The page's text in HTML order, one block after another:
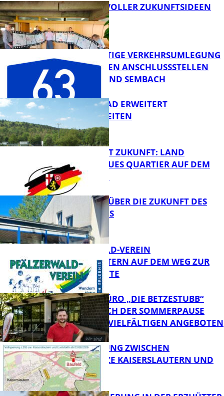
FILMROLLE VOLLER ZUKUNFTSIDEEN
FB News
A63: VORZEITIGE VERKEHRSUMLEGUNG
ZWISCHEN DEN ANSCHLUSSSTELLEN
GÖLLHEIM UND SEMBACH
WARMFREIBAD ERWEITERT
ÖFFNUNGSZEITEN
FB News
WOHNEN MIT ZUKUNFT: LAND
FÖRDERT NEUES QUARTIER AUF DEM
BETZENBERG
Kaiserslautern
AUSTAUSCH ÜBER DIE ZUKUNFT DES
BETZENBERGS
FB Kultur
PFÄLZERWALD-VEREIN
KAISERSLAUTERN AUF DEM WEG ZUR
SELBERGHÜTTE
FB News
STADTTEILBÜRO „DIE BETZESTUBB“
STARTET NACH DER SOMMERPAUSE
WIEDER MIT VIELFÄLTIGEN ANGEBOTEN
VOLLSPERRUNG ZWISCHEN
STADTGRENZE KAISERSLAUTERN UND
ESELSFÜRTH